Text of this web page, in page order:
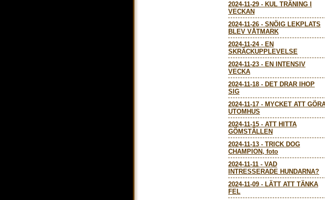
2024-11-29 - KUL TRÄNING I
VECKAN
2024-11-26 - SNÖIG LEKPLATS
BLEV VÅTMARK
2024-11-24- EN
SKRÄCKUPPLEVELSE
2024-11-23 - EN INTENSIV
VECKA
2024-11-18 - DET DRAR IHOP
SIG
2024-11-17 - MYCKET ATT
UTOMHUS
2024-11-15 - ATT HITTA
GÖMSTÄLLEN
2024-11-13 - TRICK DOG
CHAMPION, foto
2024-11-11 - VAD
INTRESSERADE HUNDARNA?
2024-11-09 - LÄTT ATT TÄNKA
FEL